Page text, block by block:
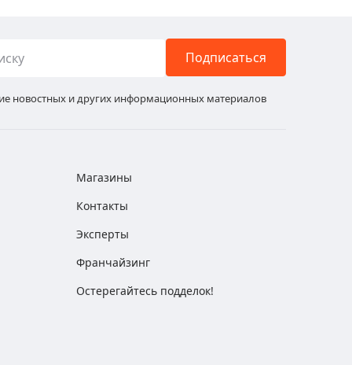
Подписаться
новостных и других информационных материалов
Магазины
Контакты
Эксперты
Франчайзинг
Остерегайтесь подделок!